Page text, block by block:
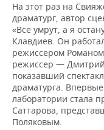
ОТКРЫТАЯ
БАСКЕТБОЛ
ВОЛЕЙБОЛ
КИБЕРСПОРТ
ФИГУРНОЕ
ИНФРАСТРУКТУРА
ИСТОРИЯ
КУЛЬТУРА
МЕДИЦИНА
СПРАВОЧНИК
СПИСОК ПЕРСОН
СПИСОК
ПОЛНАЯ ВЕРСИЯ
На этот раз на
драматург, автор
«Все умрут, а я
Клавдиев. Он
режиссером
режиссер — Дмитрий
показавший
драматурга.
лаборатории стала
Саттарова,
Поляковым.